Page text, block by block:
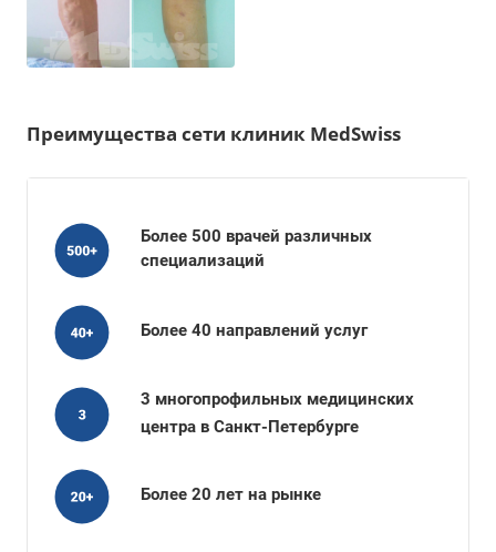
Преимущества сети клиник MedSwiss
Более 500 врачей различных
специализаций
Более 40 направлений услуг
3 многопрофильных медицинских
центра в Санкт-Петербурге
Более 20 лет на рынке